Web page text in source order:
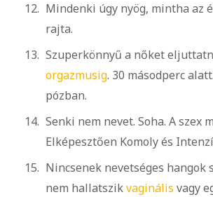
Mindenki úgy nyög, mintha az
rajta.
Szuperkönnyű a nőket
orgazmusig. 30 másodperc
pózban.
Senki nem nevet. Soha. A szex
Elképesztően Komoly és
Nincsenek nevetséges hangok
nem hallatszikvaginális vagy